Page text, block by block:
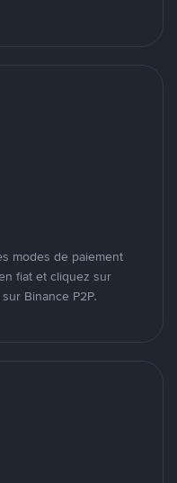
modes de paiement
fiat et cliquez sur
Binance P2P.